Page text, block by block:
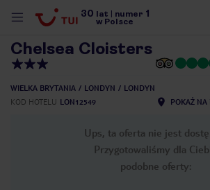
30 lat numer 1
w Polsce
Chelsea Cloisters
WIELKA BRYTANIA LONDYN
LONDYN
KOD HOTELU LON12549 POKAŻ NA
Ups, ta oferta nie jest
Przygotowaliśmy dla
podobne oferty: